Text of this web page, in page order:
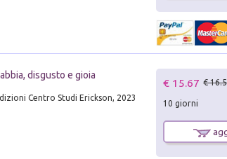
disgusto e gioia
Centro Studi Erickson, 2023
€ 15.67 €
10 giorni